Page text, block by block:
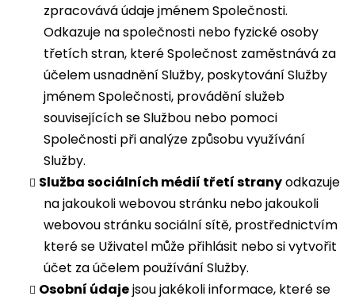
zpracovává údaje jménem Společnosti.
Odkazuje na společnosti nebo fyzické osoby
třetích stran, které Společnost zaměstnává za
účelem usnadnění Služby, poskytování Služby
jménem Společnosti, provádění služeb
souvisejících se Službou nebo pomoci
Společnosti při analýze způsobu využívání
Služby.
Služba sociálních médií třetí stranyodkazuje
na jakoukoli webovou stránku nebo jakoukoli
webovou stránku sociální sítě, prostřednictvím
které se Uživatel může přihlásit nebo si vytvořit
účet za účelem používání Služby.
Osobní údajejsou jakékoli informace, které se